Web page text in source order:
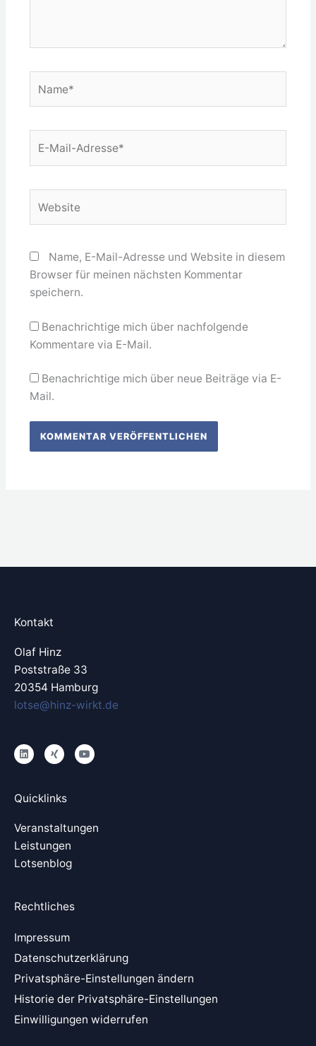
Mail-
Name, E-Mail-Adresse und Website in diesem
Browser für meinen nächsten Kommentar
speichern.
Benachrichtige mich über nachfolgende
Kommentare via E-Mail.
Benachrichtige mich über neue Beiträge via E-
Mail.
Kontakt
Olaf Hinz
Poststraße 33
20354 Hamburg
lotse@hinz-wirkt.de
L
i
n
d
X
i
n
Y
o
u
Quicklinks
Veranstaltungen
Leistungen
Lotsenblog
Rechtliches
Impressum
Datenschutzerklärung
Privatsphäre-Einstellungen ändern
Historie der Privatsphäre-Einstellungen
Einwilligungen widerrufen